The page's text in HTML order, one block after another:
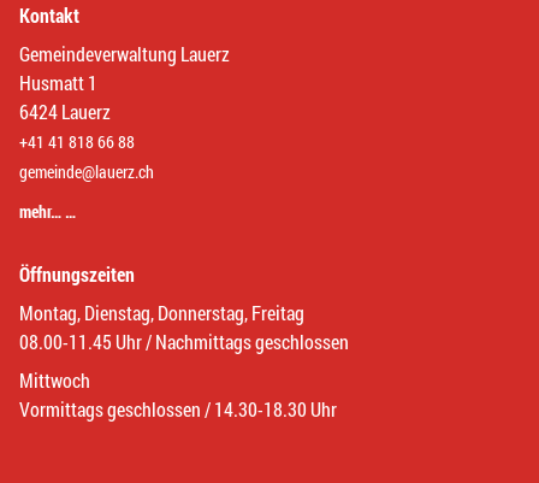
Kontakt
Gemeindeverwaltung Lauerz
Husmatt 1
6424 Lauerz
+41 41 818 66 88
gemeinde@lauerz.ch
mehr… …
Öffnungszeiten
Montag, Dienstag, Donnerstag, Freitag
08.00-11.45 Uhr / Nachmittags geschlossen
Mittwoch
Vormittags geschlossen / 14.30-18.30 Uhr